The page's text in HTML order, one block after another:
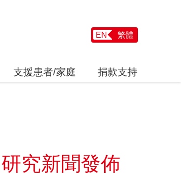
EN 繁體
支援患者/家庭 捐款支持
究新聞發佈